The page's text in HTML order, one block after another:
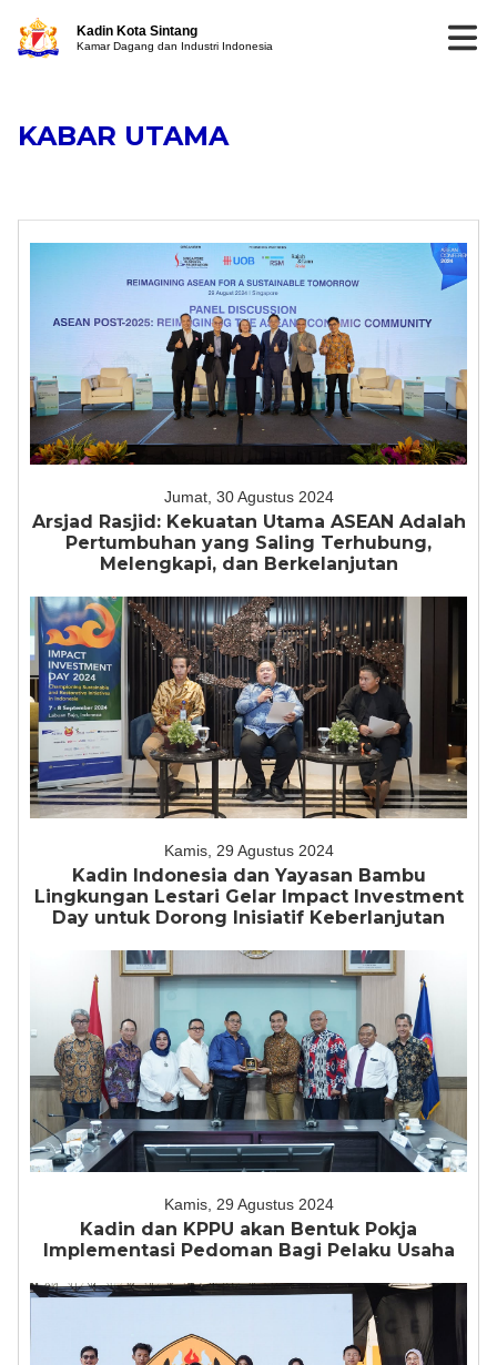
Kadin Kota Sintang
Kamar Dagang dan Industri Indonesia
KABAR UTAMA
Jumat, 30 Agustus 2024
Arsjad Rasjid: Kekuatan Utama ASEAN Adalah
Pertumbuhan yang Saling Terhubung,
Melengkapi, dan Berkelanjutan
Kamis, 29 Agustus 2024
Kadin Indonesia dan Yayasan Bambu
Lingkungan Lestari Gelar Impact Investment
Day untuk Dorong Inisiatif Keberlanjutan
Kamis, 29 Agustus 2024
Kadin dan KPPU akan Bentuk Pokja
Implementasi Pedoman Bagi Pelaku Usaha